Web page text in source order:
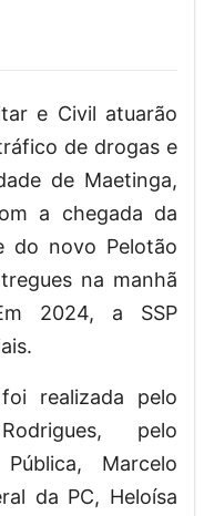
e Civil atuarão
de drogas e
de Maetinga,
a chegada da
do novo Pelotão
na manhã
2024, a SSP
realizada pelo
pelo
Marcelo
da PC, Heloísa